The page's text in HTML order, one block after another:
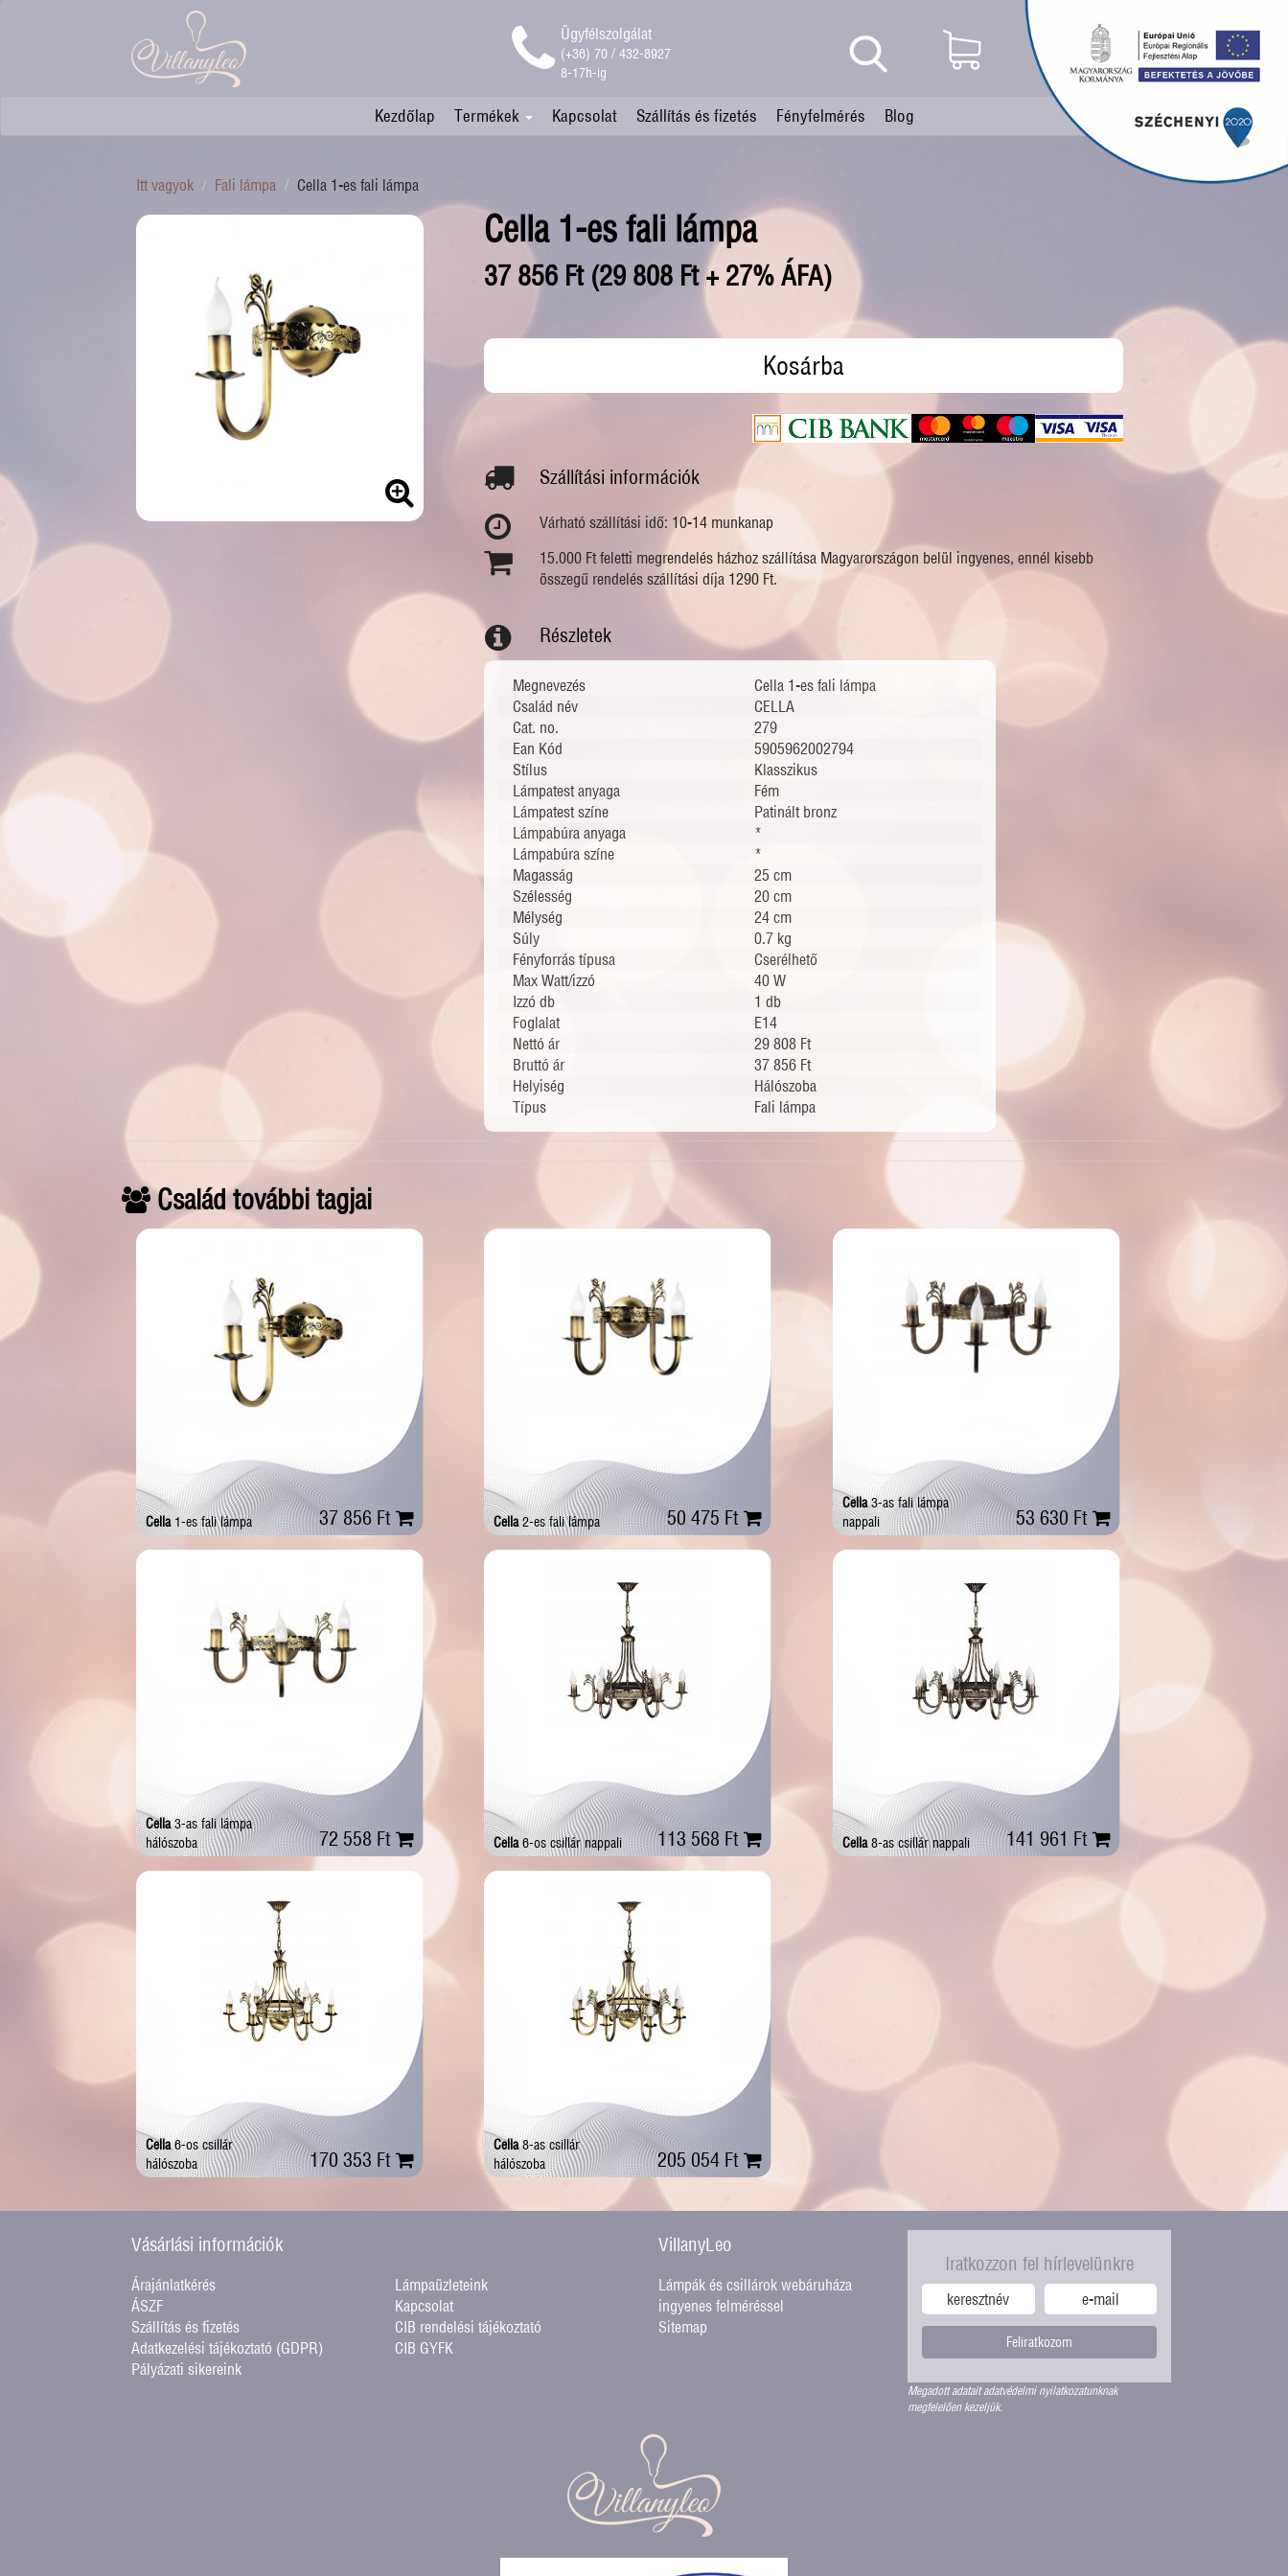
Ügyfélszolgálat
(+36) 70 / 432-8927
8-17h-ig
Kezdőlap Termékek Kapcsolat Szállítás és fizetés Fényfelmérés Blog
Itt vagyok Fali lámpa Cella 1-es fali lámpa
Cella 1-es fali lámpa
37 856 Ft (29 808 Ft + 27% ÁFA)
Szállítási információk
Várható szállítási idő: 10-14 munkanap
15.000 Ft feletti megrendelés házhoz szállítása Magyarországon belül ingyenes, ennél kisebb
összegű rendelés szállítási díja 1290 Ft.
Részletek
Megnevezés
Cella 1-es fali lámpa
Család név
CELLA
Cat. no.
279
Ean Kód
5905962002794
Stílus
Klasszikus
Lámpatest anyaga
Fém
Lámpatest színe
Patinált bronz
Lámpabúra anyaga
*
Lámpabúra színe
*
Magasság
25 cm
Szélesség
20 cm
Mélység
24 cm
Súly
0.7 kg
Fényforrás típusa
Cserélhető
Max Watt/izzó
40 W
Izzó db
1 db
Foglalat
E14
Nettó ár
29 808 Ft
Bruttó ár
37 856 Ft
Helyiség
Hálószoba
Típus
Fali lámpa
Család további tagjai
Cella1-es fali lámpa 37 856 Ft Cella2-es fali lámpa 50 475 Ft
Cella3-as fali lámpa
nappali
53 630 Ft
Cella3-as fali lámpa
hálószoba
72 558 Ft Cella6-os csillár nappali 113 568 Ft Cella8-as csillár nappali 141 961 Ft
Cella6-os csillár
hálószoba
170 353 Ft
Cella8-as csillár
hálószoba
205 054 Ft
Vásárlási információk
Árajánlatkérés
ÁSZF
Szállítás és fizetés
Adatkezelési tájékoztató (GDPR)
Pályázati sikereink
Lámpaüzleteink
Kapcsolat
CIB rendelési tájékoztató
CIB GYFK
VillanyLeo
Lámpák és csillárok webáruháza
ingyenes felméréssel
Sitemap
Iratkozzon fel hírlevelünkre
Feliratkozom
Megadott adatait adatvédelmi nyilatkozatunknak
megfelelően kezeljük.